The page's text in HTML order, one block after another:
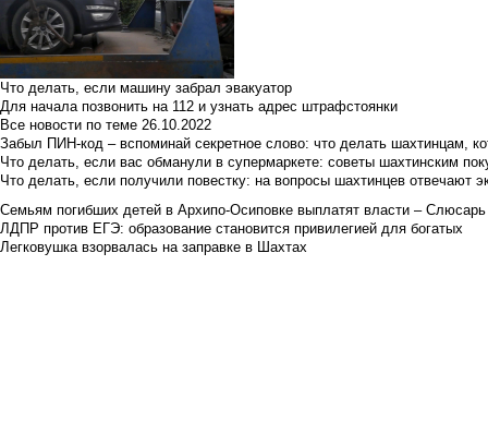
Что делать, если машину забрал эвакуатор
Для начала позвонить на 112 и узнать адрес штрафстоянки
Все новости по теме 26.10.2022
Забыл ПИН-код – вспоминай секретное слово: что делать шахтинцам,
Что делать, если вас обманули в супермаркете: советы шахтинским
Что делать, если получили повестку: на вопросы шахтинцев отвечают
Семьям погибших детей в Архипо-Осиповке выплатят власти – Слюсарь
ЛДПР против ЕГЭ: образование становится привилегией для богатых
Легковушка взорвалась на заправке в Шахтах